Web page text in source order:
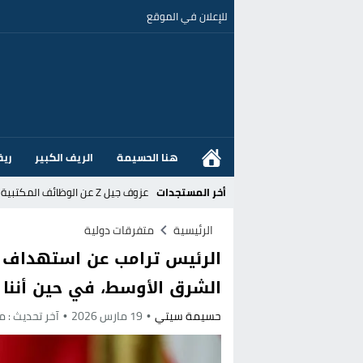
للإعلان في الموقع
هنا الحسيمة الريف الكبير
أخر المستجدات عزوف جيل Z عن الوظائف المكتبية نحو المهن الحرفية: تحول اجتماعي يسائل نجاعة السياسات العمومية بالمغرب
القضاء الإسباني يفتح تحقيقا في
هل قطع أخنوش عطلته بأمر من
عز الدين أوناحي يتصدر اهتمامات
تغيير تاريخي بحزب الاستقلال
اتفاق وشيك بين واشنطن
الرئيسية متفرقات دولية
الرئيس ترامب عن استهداف
الشرق الأوسط، في حين
حسيمة سيتي 19 مارس 2026 آخر تحديث :